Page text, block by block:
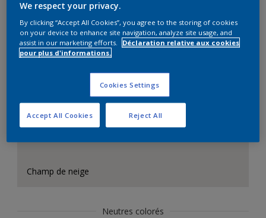
Suggestions d'Harmonies
Champ de neige
Neutres colorés
We respect your privacy.
By clicking “Accept All Cookies”, you agree to the storing of cookies
on your device to enhance site navigation, analyze site usage, and
assist in our marketing efforts.
Déclaration relative aux cookies
pour plus d'informations.
Cookies Settings
Reject All
Accept All Cookies